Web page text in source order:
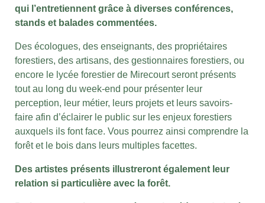
qui l’entretiennent grâce à diverses conférences,
stands et balades commentées.
Des écologues, des enseignants, des propriétaires
forestiers, des artisans, des gestionnaires forestiers, ou
encore le lycée forestier de Mirecourt seront présents
tout au long du week-end pour présenter leur
perception, leur métier, leurs projets et leurs savoirs-
faire afin d’éclairer le public sur les enjeux forestiers
auxquels ils font face. Vous pourrez ainsi comprendre la
forêt et le bois dans leurs multiples facettes.
Des artistes présents illustreront également leur
relation si particulière avec la forêt.